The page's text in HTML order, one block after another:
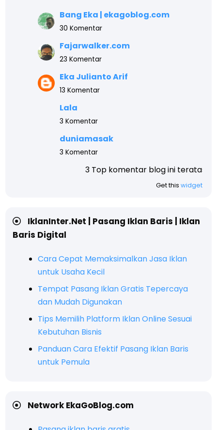
Bang Eka | ekagoblog.com
30 Komentar
Fajarwalker.com
23 Komentar
Eka Julianto Arif
13 Komentar
Lala
3 Komentar
duniamasak
3 Komentar
3 Top komentar blog ini teratas, akhir tahun akan
Get this widget
IklanInter.Net | Pasang Iklan Baris | Iklan
Baris Digital
Cara Cepat Memaksimalkan Jasa Iklan
untuk Usaha Kecil
Tempat Pasang Iklan Gratis Tepercaya
dan Mudah Digunakan
Tips Memilih Platform Iklan Online Sesuai
Kebutuhan Bisnis
Panduan Cara Efektif Pasang Iklan Baris
untuk Pemula
Network EkaGoBlog.com